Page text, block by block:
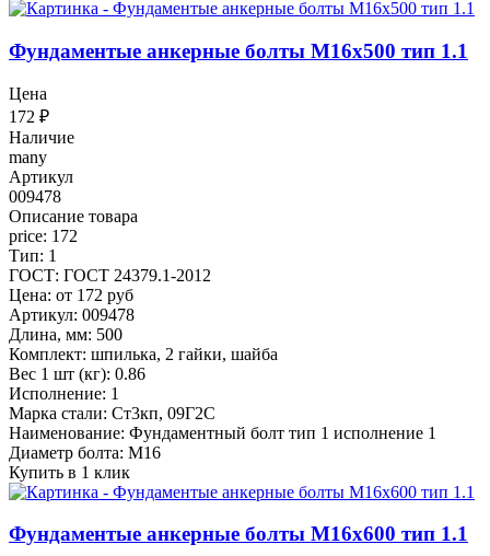
Фундаментые анкерные болты М16x500 тип 1.1
Цена
172 ₽
Наличие
many
Артикул
009478
Описание товара
price: 172
Тип: 1
ГОСТ: ГОСТ 24379.1-2012
Цена: от 172 руб
Артикул: 009478
Длина, мм: 500
Комплект: шпилька, 2 гайки, шайба
Вес 1 шт (кг): 0.86
Исполнение: 1
Марка стали: Ст3кп, 09Г2С
Наименование: Фундаментный болт тип 1 исполнение 1
Диаметр болта: М16
Купить в 1 клик
Фундаментые анкерные болты М16x600 тип 1.1